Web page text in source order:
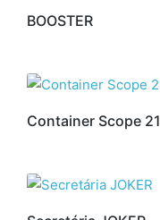
BOOSTER
Container Scope 21